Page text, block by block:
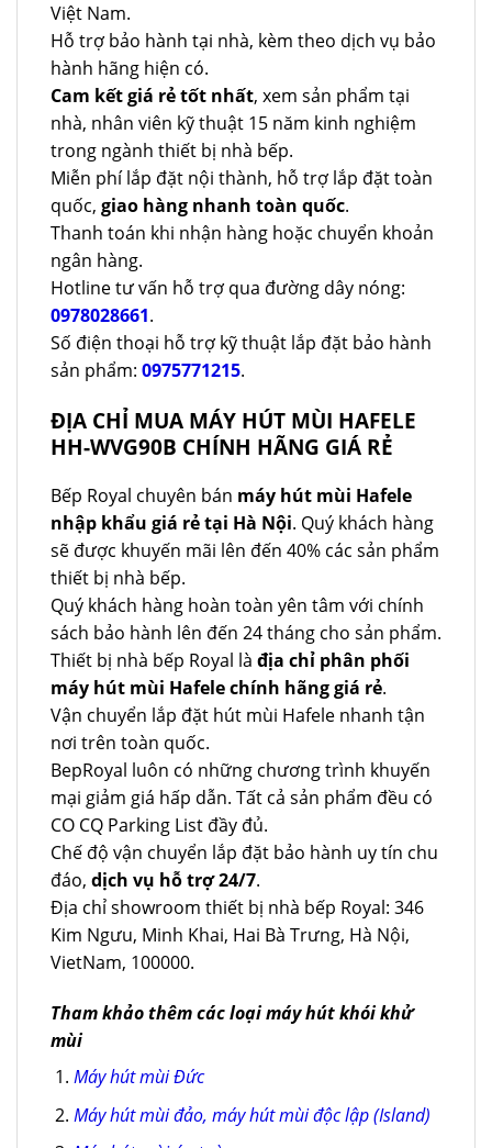
Việt Nam.
Hỗ trợ bảo hành tại nhà, kèm theo dịch vụ bảo
hành hãng hiện có.
Cam kết giá rẻ tốt nhất, xem sản phẩm tại
nhà, nhân viên kỹ thuật 15 năm kinh nghiệm
trong ngành thiết bị nhà bếp.
Miễn phí lắp đặt nội thành, hỗ trợ lắp đặt toàn
quốc, giao hàng nhanh toàn quốc.
Thanh toán khi nhận hàng hoặc chuyển khoản
ngân hàng.
Hotline tư vấn hỗ trợ qua đường dây nóng:
0978028661.
Số điện thoại hỗ trợ kỹ thuật lắp đặt bảo hành
sản phẩm: 0975771215.
ĐỊA CHỈ MUA MÁY HÚT MÙI HAFELE
HH-WVG90B CHÍNH HÃNG GIÁ RẺ
Bếp Royal chuyên bán máy hút mùi Hafele
nhập khẩu giá rẻ tại Hà Nội. Quý khách hàng
sẽ được khuyến mãi lên đến 40% các sản phẩm
thiết bị nhà bếp.
Quý khách hàng hoàn toàn yên tâm với chính
sách bảo hành lên đến 24 tháng cho sản phẩm.
Thiết bị nhà bếp Royal là địa chỉ phân phối
máy hút mùi Hafele chính hãng giá rẻ.
Vận chuyển lắp đặt hút mùi Hafele nhanh tận
nơi trên toàn quốc.
BepRoyal luôn có những chương trình khuyến
mại giảm giá hấp dẫn. Tất cả sản phẩm đều có
CO CQ Parking List đầy đủ.
Chế độ vận chuyển lắp đặt bảo hành uy tín chu
đáo, dịch vụ hỗ trợ 24/7.
Địa chỉ showroom thiết bị nhà bếp Royal: 346
Kim Ngưu, Minh Khai, Hai Bà Trưng, Hà Nội,
VietNam, 100000.
Tham khảo thêm các loại máy hút khói khử
mùi
Máy hút mùi Đức
Máy hút mùi đảo, máy hút mùi độc lập (Island)